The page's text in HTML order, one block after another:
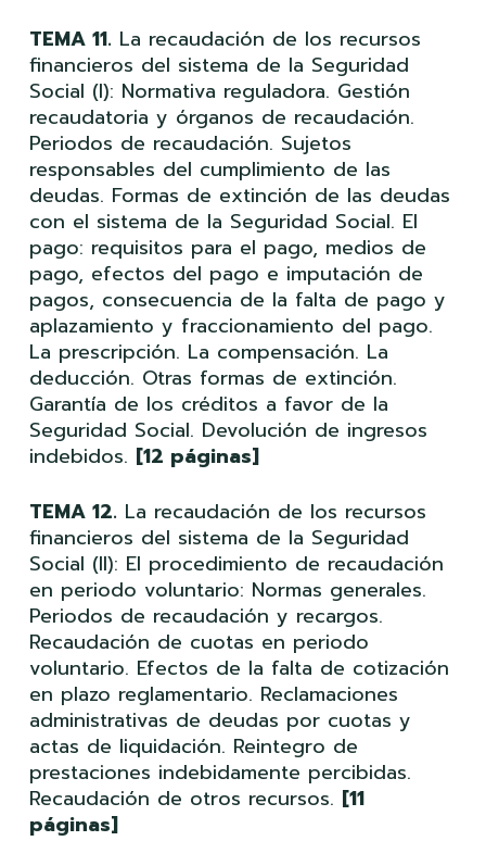
TEMA 11. La recaudación de los recursos
financieros del sistema de la Seguridad
Social (I): Normativa reguladora. Gestión
recaudatoria y órganos de recaudación.
Periodos de recaudación. Sujetos
responsables del cumplimiento de las
deudas. Formas de extinción de las deudas
con el sistema de la Seguridad Social. El
pago: requisitos para el pago, medios de
pago, efectos del pago e imputación de
pagos, consecuencia de la falta de pago y
aplazamiento y fraccionamiento del pago.
La prescripción. La compensación. La
deducción. Otras formas de extinción.
Garantía de los créditos a favor de la
Seguridad Social. Devolución de ingresos
indebidos. [12 páginas]
TEMA 12. La recaudación de los recursos
financieros del sistema de la Seguridad
Social (II): El procedimiento de recaudación
en periodo voluntario: Normas generales.
Periodos de recaudación y recargos.
Recaudación de cuotas en periodo
voluntario. Efectos de la falta de cotización
en plazo reglamentario. Reclamaciones
administrativas de deudas por cuotas y
actas de liquidación. Reintegro de
prestaciones indebidamente percibidas.
Recaudación de otros recursos. [11
páginas]